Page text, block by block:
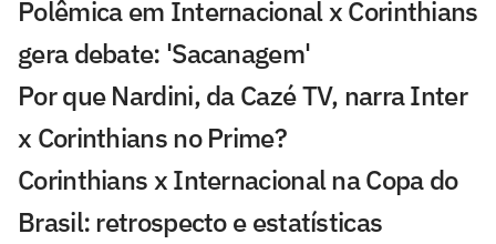
Polêmica em Internacional x Corinthians
gera debate: 'Sacanagem'
Por que Nardini, da Cazé TV, narra Inter
x Corinthians no Prime?
Corinthians x Internacional na Copa do
Brasil: retrospecto e estatísticas